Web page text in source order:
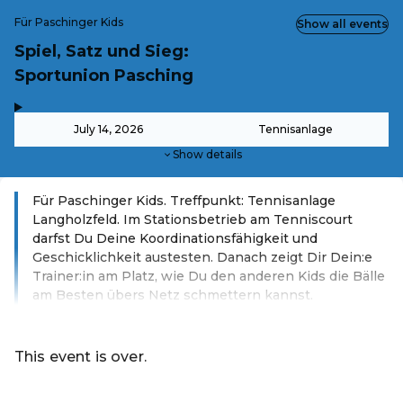
Für Paschinger Kids
Spiel, Satz und Sieg:
Sportunion Pasching
July 14, 2026 Tennisanlage
Show details
Show all events
Für Paschinger Kids. Treffpunkt: Tennisanlage
Langholzfeld. Im Stationsbetrieb am Tenniscourt
darfst Du Deine Koordinationsfähigkeit und
Geschicklichkeit austesten. Danach zeigt Dir Dein:e
Trainer:in am Platz, wie Du den anderen Kids die Bälle
am Besten übers Netz schmettern kannst.
This event is over.